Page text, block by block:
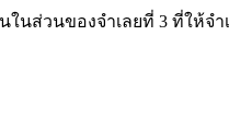
วนของจำเลยที่ 3 ที่ให้จ